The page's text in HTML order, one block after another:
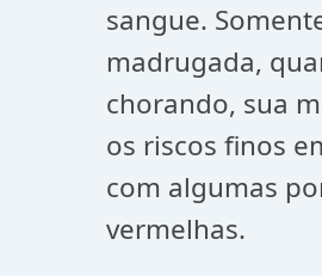
sangue.
madrugada,
chorando, sua
os riscos finos
com algumas
vermelhas.